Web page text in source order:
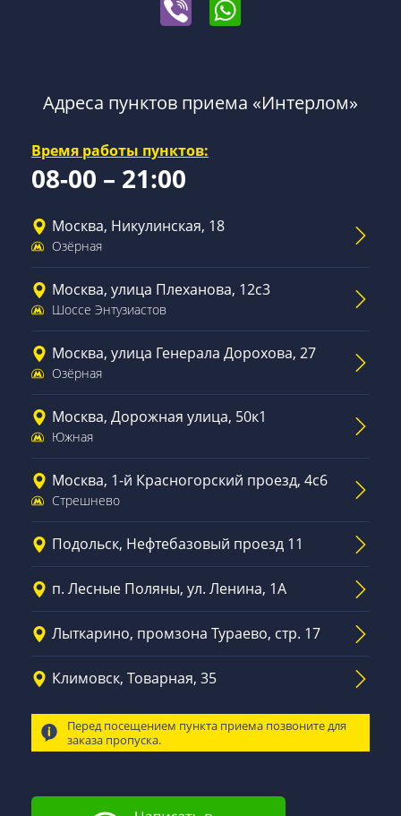
Адреса пунктов приема «Интерлом»
Время работы пунктов:
08-00 – 21:00
Москва, Никулинская, 18
Озёрная
Москва, улица Плеханова, 12с3
Шоссе Энтузиастов
Москва, улица Генерала Дорохова, 27
Озёрная
Москва, Дорожная улица, 50к1
Южная
Москва, 1-й Красногорский проезд, 4с6
Стрешнево
Подольск, Нефтебазовый проезд 11
п. Лесные Поляны, ул. Ленина, 1А
Лыткарино, промзона Тураево, стр. 17
Климовск, Товарная, 35
Перед посещением пункта приема позвоните для
заказа пропуска.